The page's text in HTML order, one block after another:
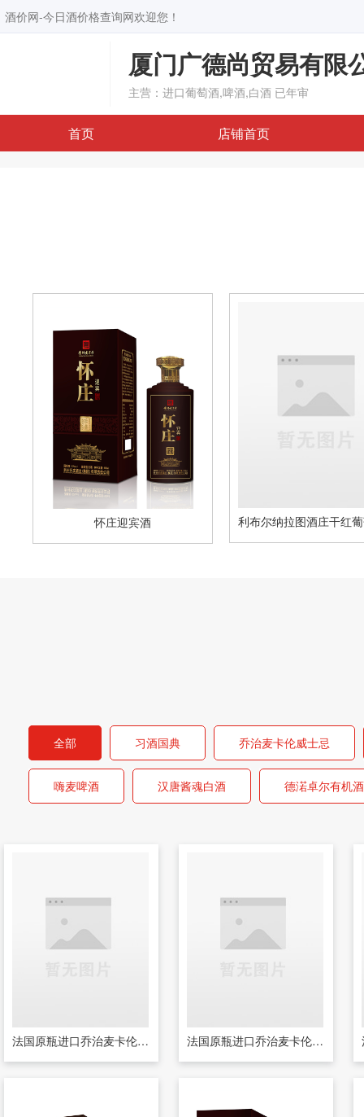
酒价网-今日酒价格查询网欢迎您！
厦门广德尚贸易有限
主营：进口葡萄酒,啤酒,白酒 已年审
首页 店铺首页
怀庄迎宾酒
全部 习酒国典 乔治麦卡伦威士忌
嗨麦啤酒 汉唐酱魂白酒 德渃卓尔有机酒
法国原瓶进口乔治麦卡伦187亳升葡萄酒 法国原瓶进口乔治麦卡伦葡萄酒